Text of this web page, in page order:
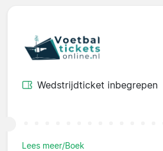
Wedstrijdticket inbegrepen
Lees meer/Boek